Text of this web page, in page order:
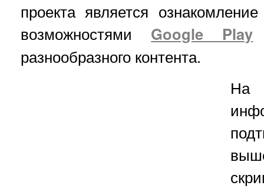
проекта является
возможностями Google Play
разнообразного контента.
На